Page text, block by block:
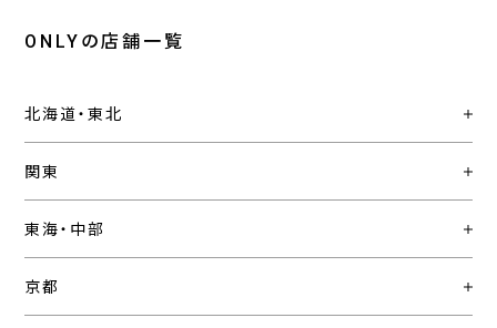
ONLYの店舗一覧
北海道・東北
関東
東海・中部
京都